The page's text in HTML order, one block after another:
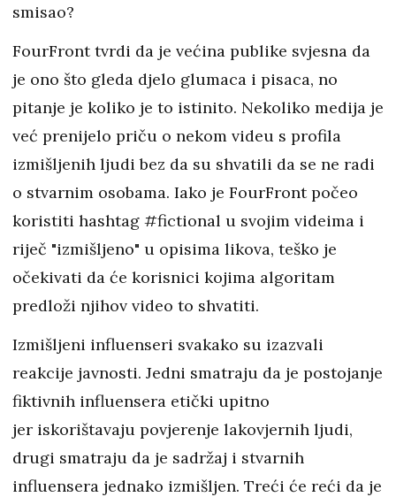
smisao?
FourFront tvrdi da je većina publike svjesna da
je ono što gleda djelo glumaca i pisaca, no
pitanje je koliko je to istinito. Nekoliko medija je
već prenijelo priču o nekom videu s profila
izmišljenih ljudi bez da su shvatili da se ne radi
o stvarnim osobama. Iako je FourFront počeo
koristiti hashtag #fictional u svojim videima i
riječ "izmišljeno" u opisima likova, teško je
očekivati da će korisnici kojima algoritam
predloži njihov video to shvatiti.
Izmišljeni influenseri svakako su izazvali
reakcije javnosti. Jedni smatraju da je postojanje
fiktivnih influensera etički upitno
jer iskorištavaju povjerenje lakovjernih ljudi,
drugi smatraju da je sadržaj i stvarnih
influensera jednako izmišljen. Treći će reći da je